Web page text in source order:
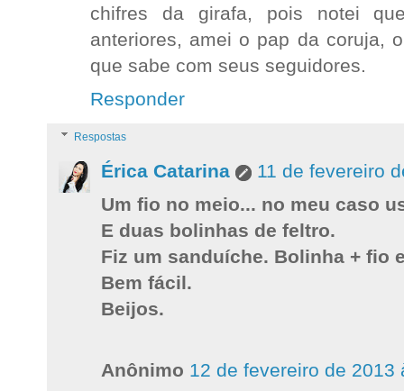
chifres da girafa, pois notei
anteriores, amei o pap da coruja,
que sabe com seus seguidores.
Responder
Respostas
Érica Catarina
11 de fevereiro
Um fio no meio... no meu caso
E duas bolinhas de feltro.
Fiz um sanduíche. Bolinha + fio
Bem fácil.
Beijos.
Anônimo 12 de fevereiro de 2013